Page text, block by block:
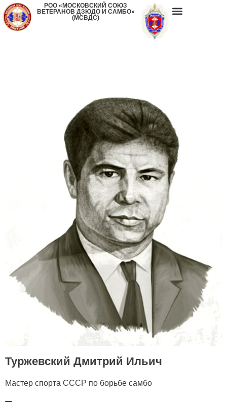
РОО «МОСКОВСКИЙ СОЮЗ
ВЕТЕРАНОВ ДЗЮДО И САМБО»
(МСВДС)
Туржевский Дмитрий Ильич
Мастер спорта СССР по борьбе самбо